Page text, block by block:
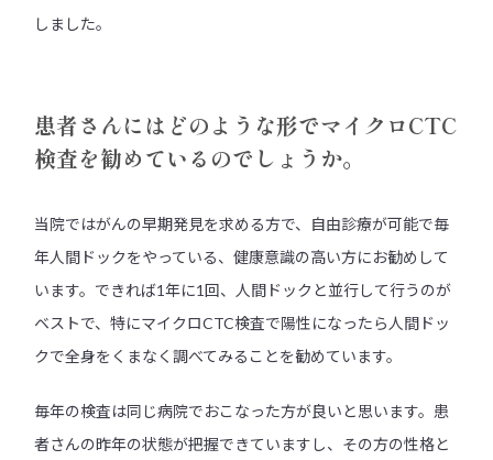
しました。
患者さんにはどのような形でマイクロCTC
検査を勧めているのでしょうか。
当院ではがんの早期発見を求める方で、自由診療が可能で毎
年人間ドックをやっている、健康意識の高い方にお勧めして
います。できれば1年に1回、人間ドックと並行して行うのが
ベストで、特にマイクロCTC検査で陽性になったら人間ドッ
クで全身をくまなく調べてみることを勧めています。
毎年の検査は同じ病院でおこなった方が良いと思います。患
者さんの昨年の状態が把握できていますし、その方の性格と